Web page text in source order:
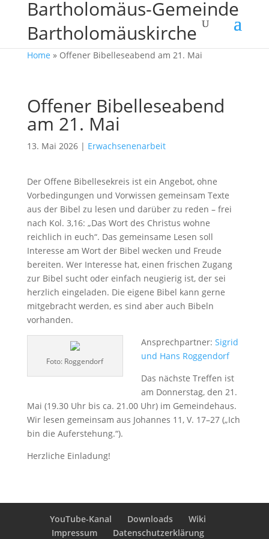
Bartholomäus-Gemeinde
Bartholomäuskirche
Home » Offener Bibelleseabend am 21. Mai
Offener Bibelleseabend
am 21. Mai
13. Mai 2026| Erwachsenenarbeit
Der Offene Bibellesekreis ist ein Angebot, ohne
Vorbedingungen und Vorwissen gemeinsam Texte
aus der Bibel zu lesen und darüber zu reden – frei
nach Kol. 3,16: „Das Wort des Christus wohne
reichlich in euch“. Das gemeinsame Lesen soll
Interesse am Wort der Bibel wecken und Freude
bereiten. Wer Interesse hat, einen frischen Zugang
zur Bibel sucht oder einfach neugierig ist, der sei
herzlich eingeladen. Die eigene Bibel kann gerne
mitgebracht werden, es sind aber auch Bibeln
vorhanden.
Foto: Roggendorf
Ansprechpartner: Sigrid
und Hans Roggendorf
Das nächste Treffen ist
am Donnerstag, den 21.
Mai (19.30 Uhr bis ca. 21.00 Uhr) im Gemeindehaus.
Wir lesen gemeinsam aus Johannes 11, V. 17–27 („Ich
bin die Auferstehung.“).
Herzliche Einladung!
YouTube-Kanal Downloads
Wiki
Impressum
Datenschutzerklärung